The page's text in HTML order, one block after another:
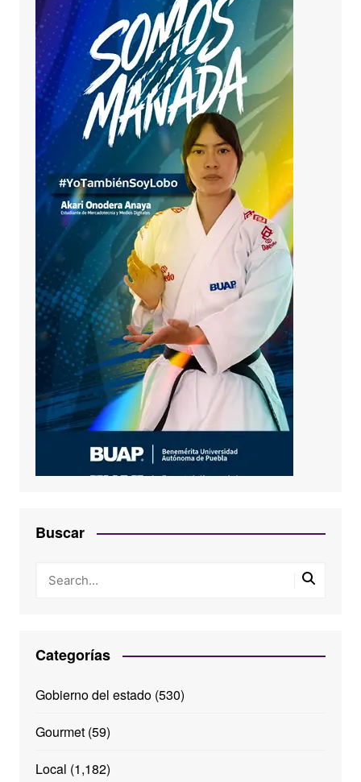
Buscar
Categorías
Gobierno del estado(530)
Gourmet(59)
Local (1,182)